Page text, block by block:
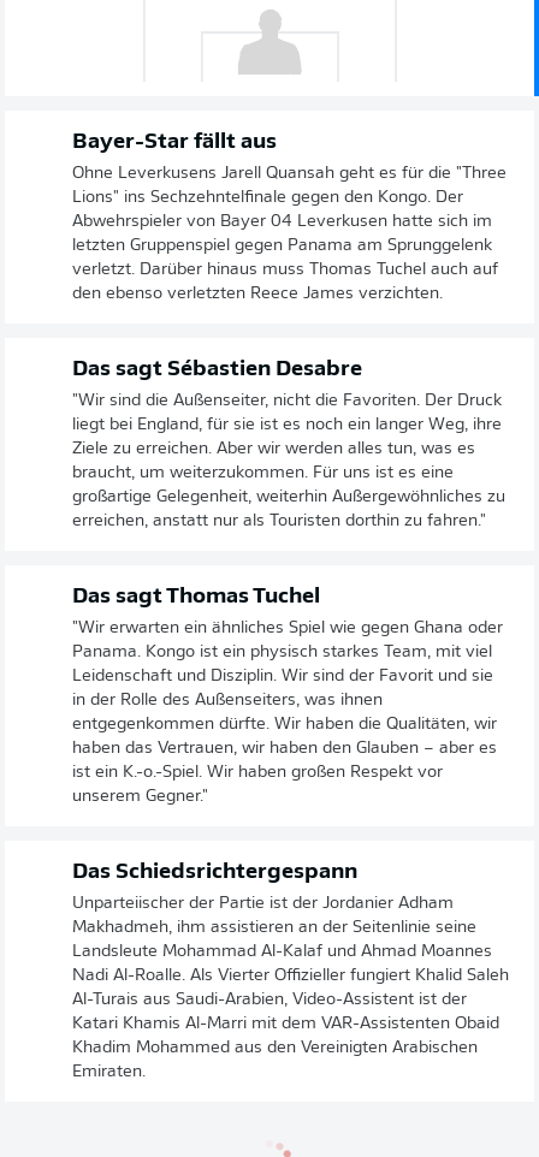
Bayer-Star fällt aus
Ohne Leverkusens Jarell Quansah geht es für die "Three
Lions" ins Sechzehntelfinale gegen den Kongo. Der
Abwehrspieler von Bayer 04 Leverkusen hatte sich im
letzten Gruppenspiel gegen Panama am Sprunggelenk
verletzt. Darüber hinaus muss Thomas Tuchel auch auf
den ebenso verletzten Reece James verzichten.
Das sagt Sébastien Desabre
"Wir sind die Außenseiter, nicht die Favoriten. Der Druck
liegt bei England, für sie ist es noch ein langer Weg, ihre
Ziele zu erreichen. Aber wir werden alles tun, was es
braucht, um weiterzukommen. Für uns ist es eine
großartige Gelegenheit, weiterhin Außergewöhnliches zu
erreichen, anstatt nur als Touristen dorthin zu fahren."
Das sagt Thomas Tuchel
"Wir erwarten ein ähnliches Spiel wie gegen Ghana oder
Panama. Kongo ist ein physisch starkes Team, mit viel
Leidenschaft und Disziplin. Wir sind der Favorit und sie
in der Rolle des Außenseiters, was ihnen
entgegenkommen dürfte. Wir haben die Qualitäten, wir
haben das Vertrauen, wir haben den Glauben – aber es
ist ein K.-o.-Spiel. Wir haben großen Respekt vor
unserem Gegner."
Das Schiedsrichtergespann
Unparteiischer der Partie ist der Jordanier Adham
Makhadmeh, ihm assistieren an der Seitenlinie seine
Landsleute Mohammad Al-Kalaf und Ahmad Moannes
Nadi Al-Roalle. Als Vierter Offizieller fungiert Khalid Saleh
Al-Turais aus Saudi-Arabien, Video-Assistent ist der
Katari Khamis Al-Marri mit dem VAR-Assistenten Obaid
Khadim Mohammed aus den Vereinigten Arabischen
Emiraten.